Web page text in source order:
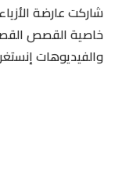
شاركت عارضة
خاصية القصص
والفيديوهات